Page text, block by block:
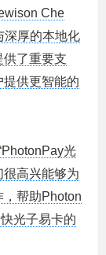
Che
深厚的本地化
了重要支
供更智能的
光
高兴能够为
帮助Photon
光子易卡的